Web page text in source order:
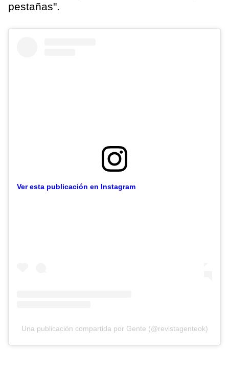
pestañas".
Ver esta publicación en Instagram
Una publicación compartida por Gente (@revistagenteok)